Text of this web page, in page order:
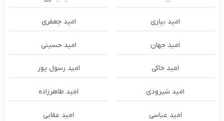
امید بیاری امید جعفری
امید جهان امید حسینی
امید خاکی امید رسول پور
امید شیرودی امید طاهرزاده
امید عباسی امید عقابی